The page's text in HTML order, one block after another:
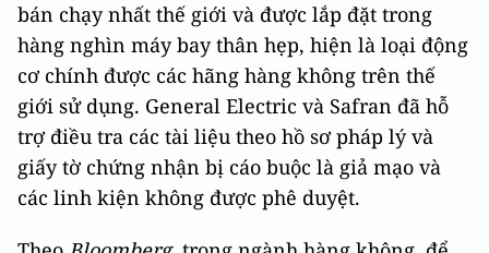
bán chạy nhất thế giới và được lắp đặt trong
hàng nghìn máy bay thân hẹp, hiện là loại động
cơ chính được các hãng hàng không trên thế
giới sử dụng. General Electric và Safran đã hỗ
trợ điều tra các tài liệu theo hồ sơ pháp lý và
giấy tờ chứng nhận bị cáo buộc là giả mạo và
các linh kiện không được phê duyệt.